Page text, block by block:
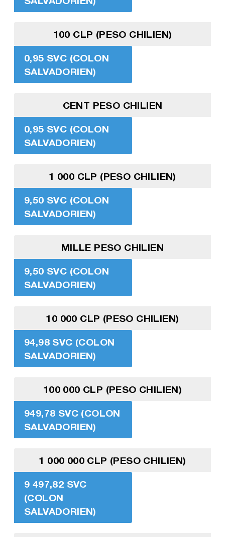
100 CLP (PESO CHILIEN)
0,95 SVC (COLON
SALVADORIEN)
CENT PESO CHILIEN
0,95 SVC (COLON
SALVADORIEN)
1 000 CLP (PESO CHILIEN)
9,50 SVC (COLON
SALVADORIEN)
MILLE PESO CHILIEN
9,50 SVC (COLON
SALVADORIEN)
10 000 CLP (PESO CHILIEN)
94,98 SVC (COLON
SALVADORIEN)
100 000 CLP (PESO CHILIEN)
949,78 SVC (COLON
SALVADORIEN)
1 000 000 CLP (PESO CHILIEN)
9 497,82 SVC
(COLON
SALVADORIEN)